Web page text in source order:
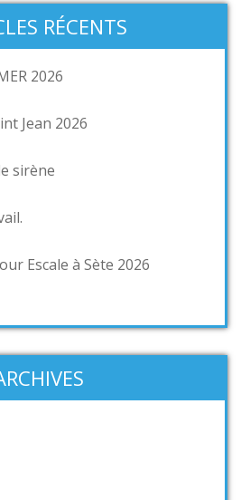
RÉCENTS
2026
Jean 2026
sirène
Escale à Sète 2026